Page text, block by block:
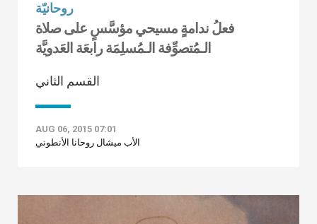
روحانيّة
فعلُ ندامةٍ مسيحي مؤسَّسٍ على صلاة
الـمُتصوِّفة الـمُسلِمَة رابعَة العَدويَّة
القسم الثاني
AUG 06, 2015 07:01
الأب ميشال روحانا الأنطوني